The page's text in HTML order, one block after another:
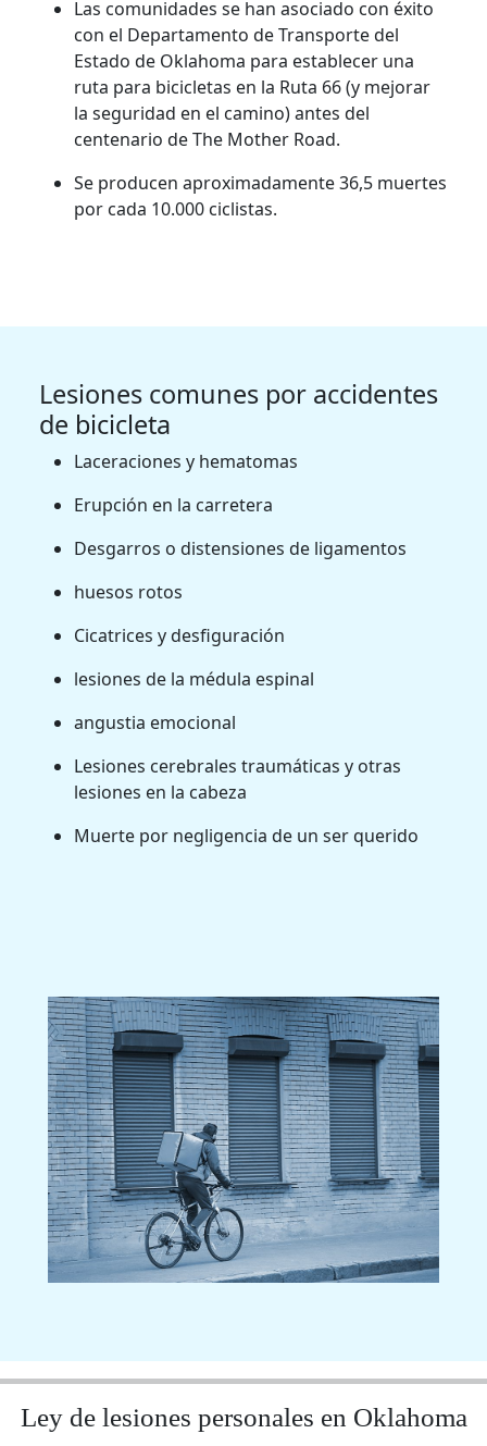
Las comunidades se han asociado con éxito
con el Departamento de Transporte del
Estado de Oklahoma para establecer una
ruta para bicicletas en la Ruta 66 (y mejorar
la seguridad en el camino) antes del
centenario de The Mother Road.
Se producen aproximadamente 36,5 muertes
por cada 10.000 ciclistas.
Lesiones comunes por accidentes
de bicicleta
Laceraciones y hematomas
Erupción en la carretera
Desgarros o distensiones de ligamentos
huesos rotos
Cicatrices y desfiguración
lesiones de la médula espinal
angustia emocional
Lesiones cerebrales traumáticas y otras
lesiones en la cabeza
Muerte por negligencia de un ser querido
Ley de lesiones personales en Oklahoma